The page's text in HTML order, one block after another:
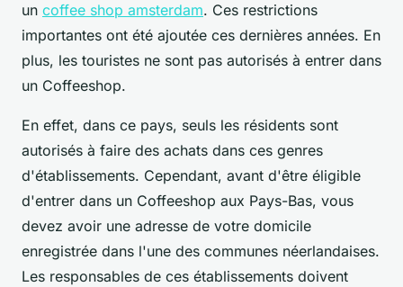
un coffee shop amsterdam. Ces restrictions
importantes ont été ajoutée ces dernières années. En
plus, les touristes ne sont pas autorisés à entrer dans
un Coffeeshop.
En effet, dans ce pays, seuls les résidents sont
autorisés à faire des achats dans ces genres
d'établissements. Cependant, avant d'être éligible
d'entrer dans un Coffeeshop aux Pays-Bas, vous
devez avoir une adresse de votre domicile
enregistrée dans l'une des communes néerlandaises.
Les responsables de ces établissements doivent